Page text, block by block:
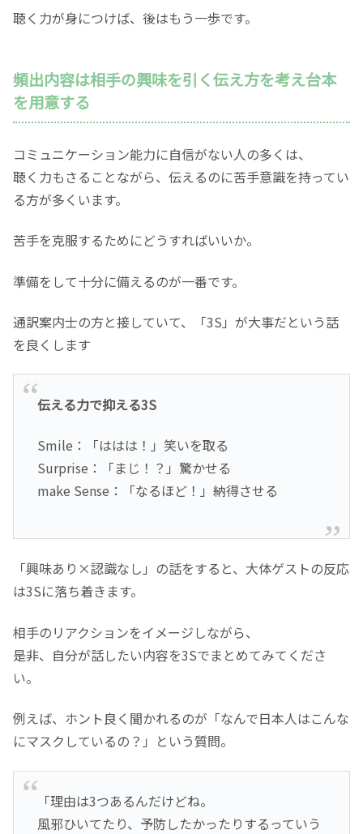
聴く力が身につけば、後はもう一歩です。
頻出内容は相手の興味を引く伝え方を考え台本
を用意する
コミュニケーション能力に自信がない人の多くは、
聴く力もさることながら、伝えるのに苦手意識を持ってい
る方が多くいます。
苦手を克服するためにどうすればいいか。
準備をして十分に備えるのが一番です。
通訳案内士の方と接していて、「3S」が大事だという話
を良くします
伝える力で抑える3S
Smile：「ははは！」笑いを取る
Surprise：「まじ！？」驚かせる
make Sense：「なるほど！」納得させる
「興味あり×認識なし」の話をすると、大体ゲストの反応
は3Sに落ち着きます。
相手のリアクションをイメージしながら、
是非、自分が話したい内容を3Sでまとめてみてくださ
い。
例えば、ホント良く聞かれるのが「なんで日本人はこんな
にマスクしているの？」という質問。
「理由は3つあるんだけどね。
風邪ひいてたり、予防したかったりするっていう